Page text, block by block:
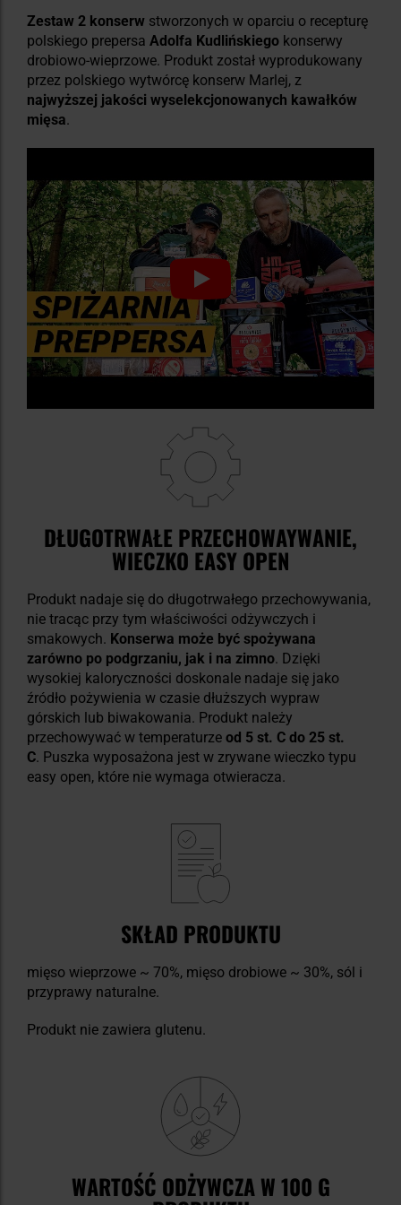
Zestaw 2 konserw stworzonych w oparciu o recepturę
polskiego prepersa Adolfa Kudlińskiego konserwy
drobiowo-wieprzowe. Produkt został wyprodukowany
przez polskiego wytwórcę konserw Marlej, z
najwyższej jakości wyselekcjonowanych kawałków
mięsa.
DŁUGOTRWAŁE PRZECHOWAYWANIE,
WIECZKO EASY OPEN
Produkt nadaje się do długotrwałego przechowywania,
nie tracąc przy tym właściwości odżywczych i
smakowych. Konserwa może być spożywana
zarówno po podgrzaniu, jak i na zimno. Dzięki
wysokiej kaloryczności doskonale nadaje się jako
źródło pożywienia w czasie dłuższych wypraw
górskich lub biwakowania. Produkt należy
przechowywać w temperaturze od 5 st. C do 25 st.
C. Puszka wyposażona jest w zrywane wieczko typu
easy open, które nie wymaga otwieracza.
SKŁAD PRODUKTU
mięso wieprzowe ~ 70%, mięso drobiowe ~ 30%, sól i
przyprawy naturalne.
Produkt nie zawiera glutenu.
WARTOŚĆ ODŻYWCZA W 100 G